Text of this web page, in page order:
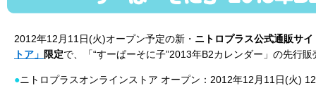
2012年12月11日(火)オープン予定の新・ ニトロプラス公式通販サイ
トア」 限定で、「“すーぱーそに子”2013年B2カレンダー」の先行
ニトロプラスオンラインストア オープン：2012年12月11日(火)